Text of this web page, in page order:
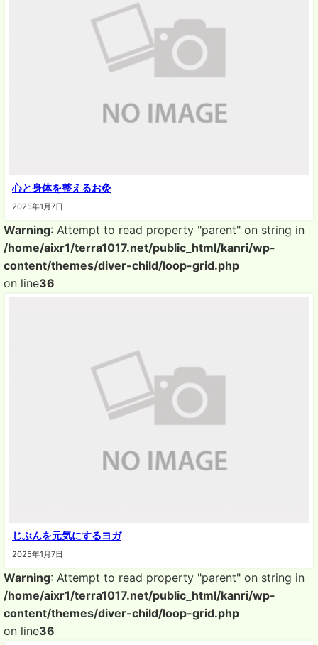
心と身体を整えるお灸
2025年1月7日
Warning: Attempt to read property "parent" on string in
/home/aixr1/terra1017.net/public_html/kanri/wp-
content/themes/diver-child/loop-grid.php
on line36
じぶんを元気にするヨガ
2025年1月7日
Warning: Attempt to read property "parent" on string in
/home/aixr1/terra1017.net/public_html/kanri/wp-
content/themes/diver-child/loop-grid.php
on line36